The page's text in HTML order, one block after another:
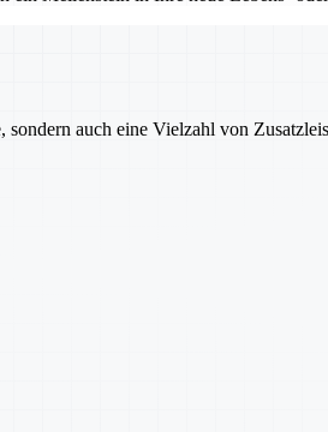
auch eine Vielzahl von